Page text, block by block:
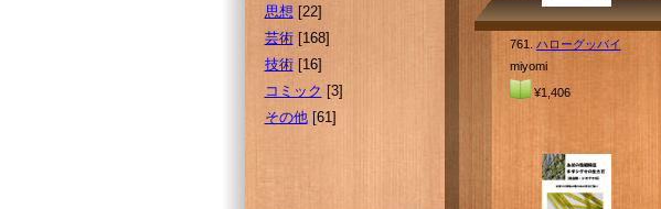
思想 [22]
芸術[168]
技術[16]
コミック [3]
その他[61]
761. ハローグッバイ
miyomi
¥1,406